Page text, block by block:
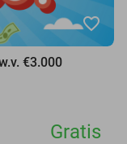
favorite_border
€3.000
Gratis